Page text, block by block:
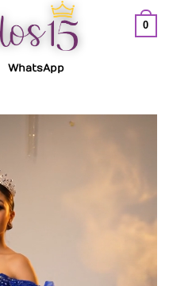
0
WhatsApp